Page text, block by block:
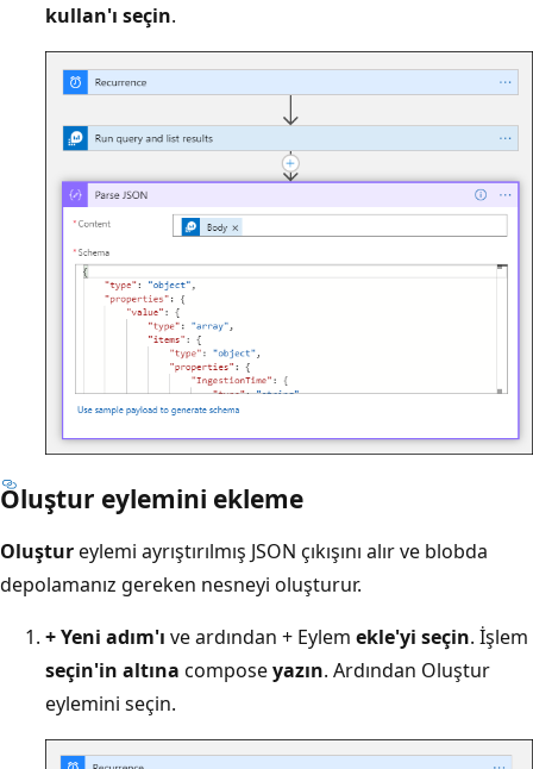
kullan'ı seçin.
Oluştur eylemini ekleme
Oluştureylemi ayrıştırılmış JSON çıkışını alır ve blobda
depolamanız gereken nesneyi oluşturur.
+ Yeni adım'ı ve ardından + Eylem ekle'yi seçin. İşlem
seçin'in altına composeyazın. Ardından Oluştur
eylemini seçin.